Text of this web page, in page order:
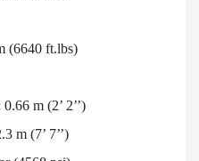
(6640 ft.lbs)
m (2’ 2’’)
m (7’ 7’’)